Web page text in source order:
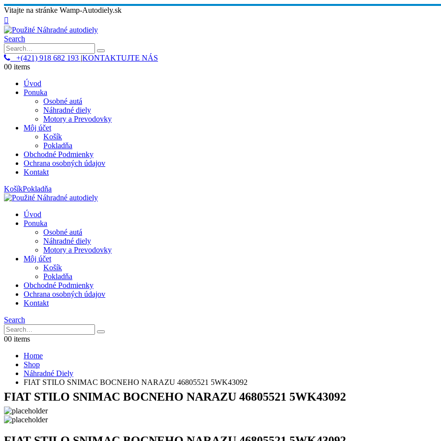
Vitajte na stránke Wamp-Autodiely.sk
Search
+(421) 918 682 193 |KONTAKTUJTE NÁS
00 items
Úvod
Ponuka
Osobné autá
Náhradné diely
Motory a Prevodovky
Môj účet
Košík
Pokladňa
Obchodné Podmienky
Ochrana osobných údajov
Kontakt
KošíkPokladňa
Úvod
Ponuka
Osobné autá
Náhradné diely
Motory a Prevodovky
Môj účet
Košík
Pokladňa
Obchodné Podmienky
Ochrana osobných údajov
Kontakt
Search
00 items
Home
Shop
Náhradné Diely
FIAT STILO SNIMAC BOCNEHO NARAZU 46805521 5WK43092
FIAT STILO SNIMAC BOCNEHO NARAZU 46805521 5WK43092